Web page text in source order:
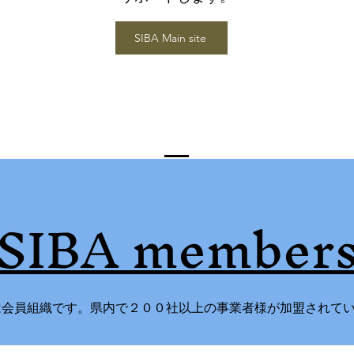
SIBA Main site
員組織です。県内で２００社以上の事業者様が加盟されてい